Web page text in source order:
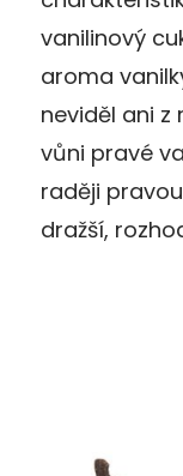
vanilinový
aroma
neviděl ani z
vůni pravé
raději
dražší,